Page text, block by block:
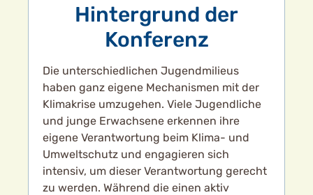
Hintergrund der
Konferenz
Die unterschiedlichen Jugendmilieus
haben ganz eigene Mechanismen mit der
Klimakrise umzugehen. Viele Jugendliche
und junge Erwachsene erkennen ihre
eigene Verantwortung beim Klima- und
Umweltschutz und engagieren sich
intensiv, um dieser Verantwortung gerecht
zu werden. Während die einen aktiv